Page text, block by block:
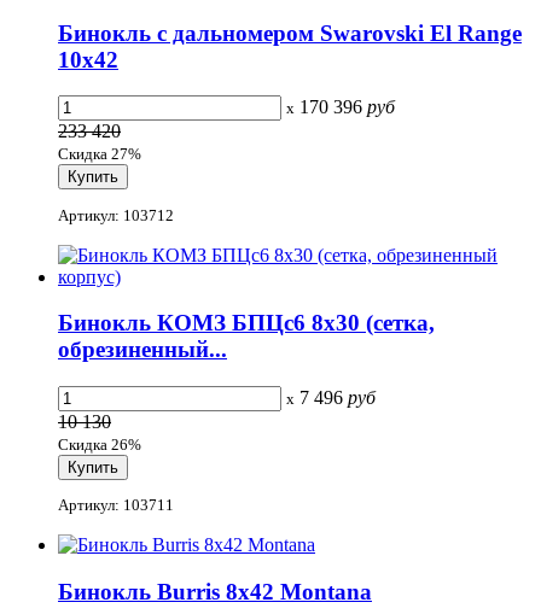
Бинокль с дальномером Swarovski El Range
10x42
x 170 396 руб
233 420
Скидка 27%
Артикул: 103712
Бинокль КОМЗ БПЦс6 8х30 (сетка,
обрезиненный...
x 7 496 руб
10 130
Скидка 26%
Артикул: 103711
Бинокль Burris 8x42 Montana